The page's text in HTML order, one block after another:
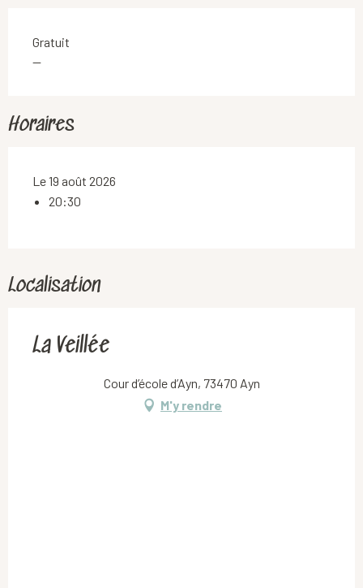
Gratuit
—
Horaires
Le 19 août 2026
20:30
Localisation
La Veillée
Cour d’école d’Ayn, 73470 Ayn
M'y rendre